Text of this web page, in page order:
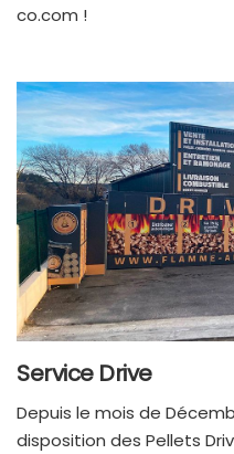
co.com !
Service Drive
Depuis le mois de
disposition des Pellets